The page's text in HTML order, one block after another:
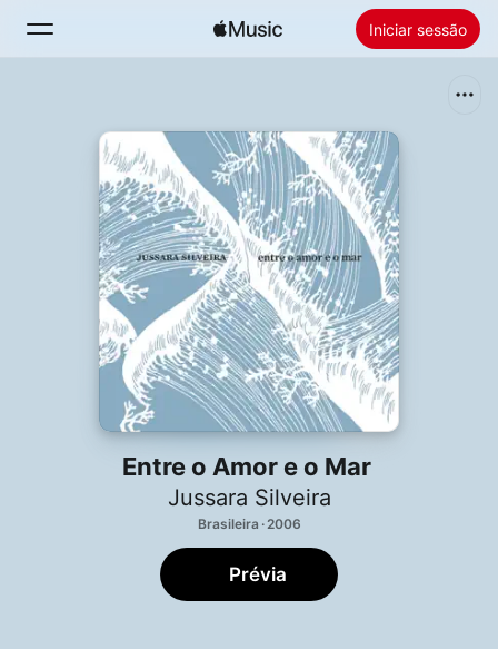
Iniciar sessão
Novidades
Rádio
Instalar o Apple Music
Entre o Amor e o Mar
Jussara Silveira
Brasileira · 2006
Prévia